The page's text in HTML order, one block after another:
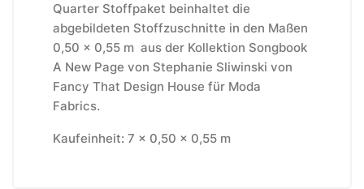
Quarter Stoffpaket beinhaltet die
abgebildeten Stoffzuschnitte in den Maßen
0,50 x 0,55 m aus der Kollektion Songbook
A New Page von Stephanie Sliwinski von
Fancy That Design House für Moda
Fabrics.
Kaufeinheit: 7 x 0,50 x 0,55 m